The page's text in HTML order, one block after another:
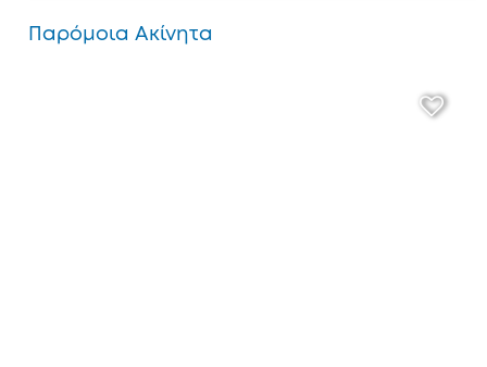
Παρόμοια Ακίνητα